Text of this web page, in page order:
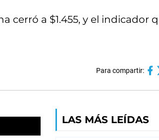
cerró a $1.455, y el indicador
Para compartir:
LAS MÁS LEÍDAS